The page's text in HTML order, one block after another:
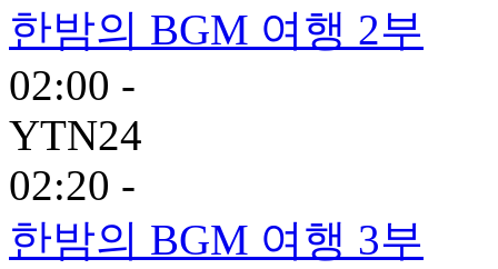
한밤의 BGM 여행 2부
02:00 -
YTN24
02:20 -
한밤의 BGM 여행 3부